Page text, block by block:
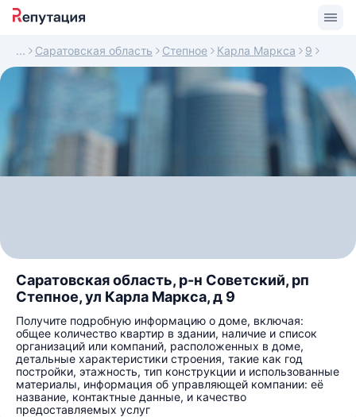
Саратовская область Степное Карла Маркса 9
Саратовская область, р-н Советский, рп
Степное, ул Карла Маркса, д 9
Получите подробную информацию о доме, включая:
общее количество квартир в здании, наличие и список
организаций или компаний, расположенных в доме,
детальные характеристики строения, такие как год
постройки, этажность, тип конструкции и использованные
материалы, информация об управляющей компании: её
название, контактные данные, и качество
предоставляемых услуг